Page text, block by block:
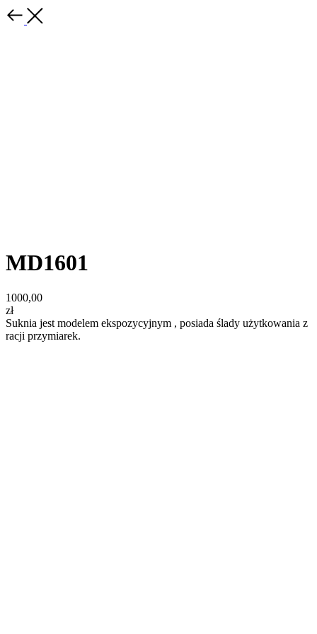
MD1601
1000,00
zł
Suknia jest modelem ekspozycyjnym , posiada ślady użytkowania z
racji przymiarek.